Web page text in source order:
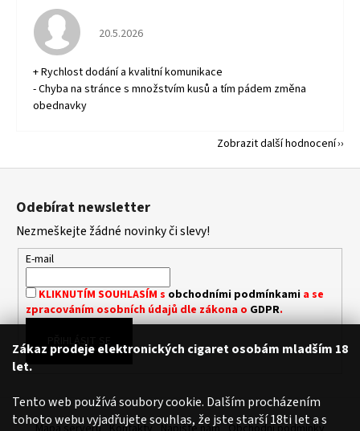
Zákaz prodeje elektronických cigaret osobám mladším 18
let.
Tento web používá soubory cookie. Dalším procházením
tohoto webu vyjadřujete souhlas, že jste starší 18ti let a s
Hodnocení obchodu je 5 z 5 hvězdiček.
20.5.2026
+ Rychlost dodání a kvalitní komunikace
- Chyba na stránce s množstvím kusů a tím pádem změna
obednavky
Zobrazit další hodnocení
Z
Odebírat newsletter
Nezmeškejte žádné novinky či slevy!
E-mail
KLIKNUTÍM SOUHLASÍM s obchodními podmínkamia se
zpracováním osobních údajů dle zákona o GDPR.
PŘIHLÁSIT SE